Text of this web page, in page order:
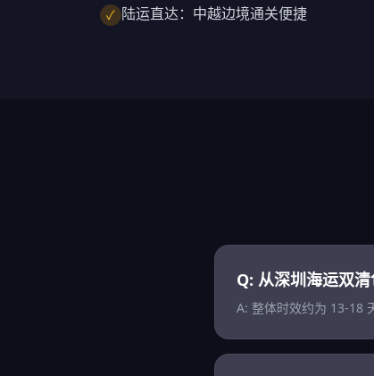
✓ 陆运直达：中越边境通关便捷
Q: 从深圳海运双
A: 整体时效约为 13-18